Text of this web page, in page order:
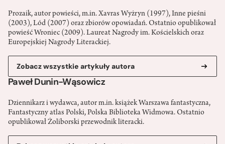
Prozaik, autor powieści, m.in. Xavras Wyżryn (1997), Inne pieśni
(2003), Lód (2007) oraz zbiorów opowiadań. Ostatnio opublikował
powieść Wroniec (2009). Laureat Nagrody im. Kościelskich oraz
Europejskiej Nagrody Literackiej.
Zobacz wszystkie artykuły autora
Paweł Dunin-Wąsowicz
Dziennikarz i wydawca, autor m.in. książek Warszawa fantastyczna,
Fantastyczny atlas Polski, Polska Biblioteka Widmowa. Ostatnio
opublikował Żoliborski przewodnik literacki.